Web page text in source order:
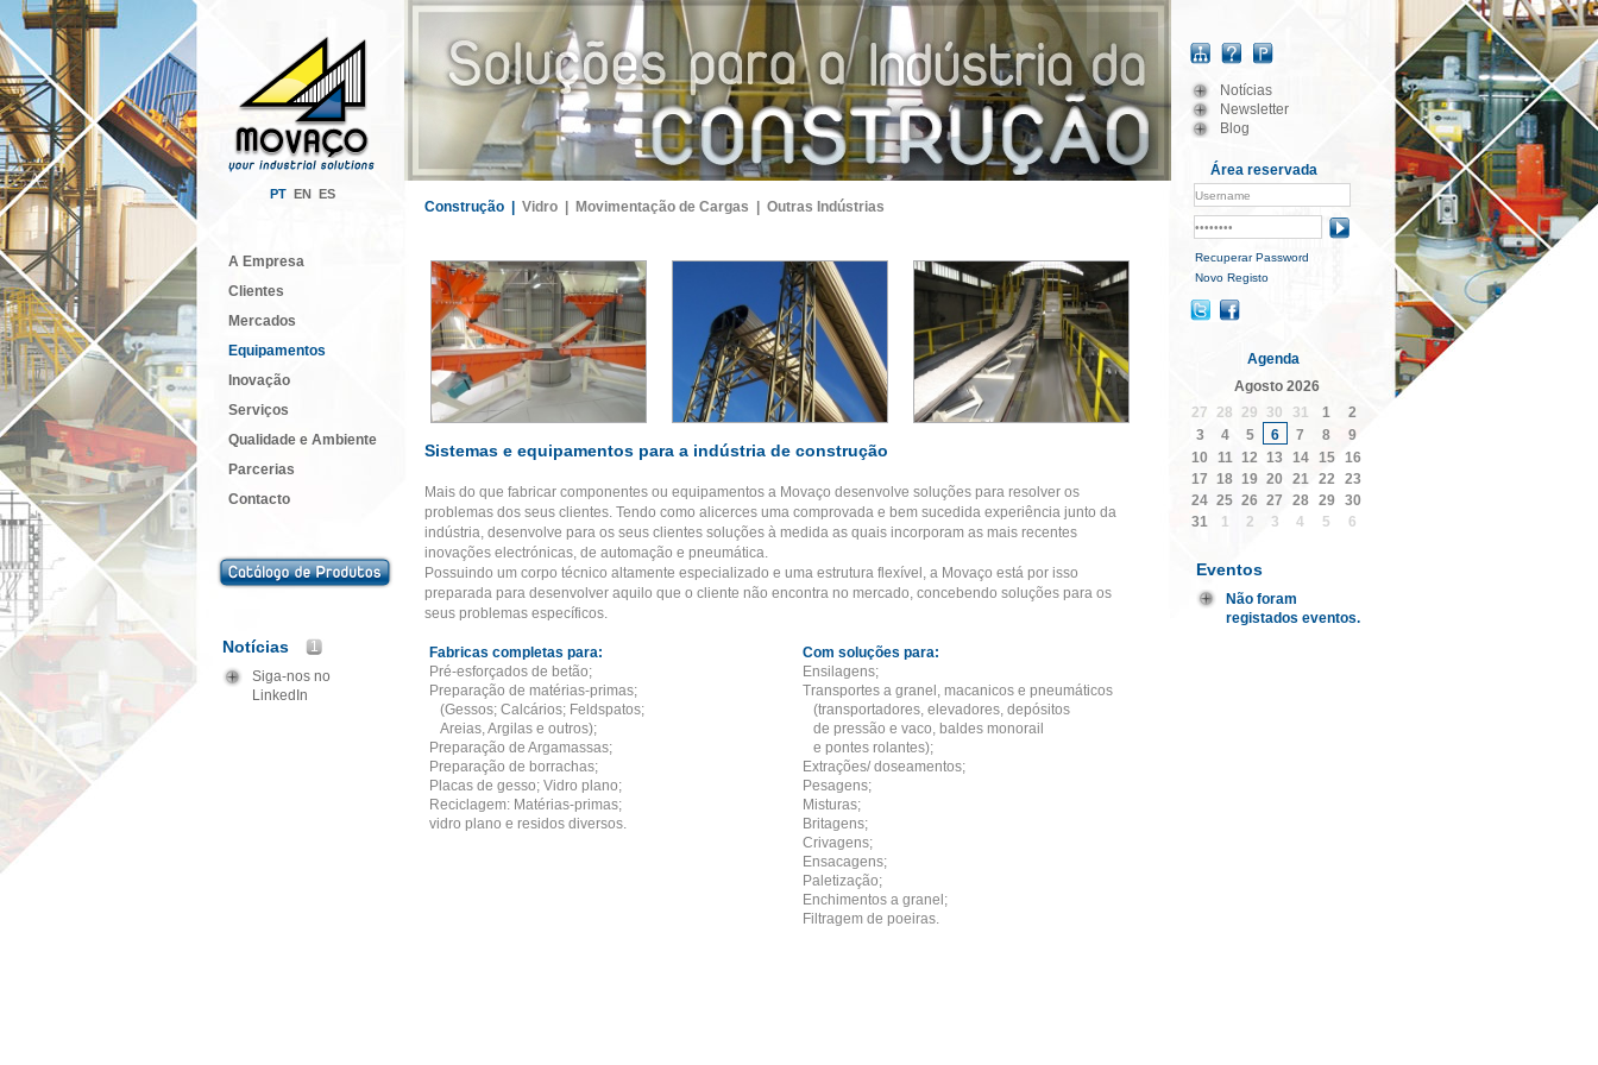
PT EN ES
Construção | Vidro | Movimentação de Cargas | Outras Indústrias
A Empresa
Clientes
Mercados
Equipamentos
Inovação
Serviços
Qualidade e Ambiente
Parcerias
Contacto
Notícias
1
Siga-nos no
LinkedIn
Sistemas e equipamentos para a indústria de construção
Mais do que fabricar componentes ou equipamentos a Movaço desenvolve soluções para resolver os
problemas dos seus clientes. Tendo como alicerces uma comprovada e bem sucedida experiência junto da
indústria, desenvolve para os seus clientes soluções à medida as quais incorporam as mais recentes
inovações electrónicas, de automação e pneumática.
Possuindo um corpo técnico altamente especializado e uma estrutura flexível, a Movaço está por isso
preparada para desenvolver aquilo que o cliente não encontra no mercado, concebendo soluções para os
seus problemas específicos.
Fabricas completas para:
Pré-esforçados de betão;
Preparação de matérias-primas;
(Gessos; Calcários; Feldspatos;
Areias, Argilas e outros);
Preparação de Argamassas;
Preparação de borrachas;
Placas de gesso; Vidro plano;
Reciclagem: Matérias-primas;
vidro plano e residos diversos.
Com soluções para:
Ensilagens;
Transportes a granel, macanicos e pneumáticos
(transportadores, elevadores, depósitos
de pressão e vaco, baldes monorail
e pontes rolantes);
Extrações/ doseamentos;
Pesagens;
Misturas;
Britagens;
Crivagens;
Ensacagens;
Paletização;
Enchimentos a granel;
Filtragem de poeiras.
Notícias
Newsletter
Blog
Área reservada
Recuperar Password
Novo Registo
Agenda
Agosto 2026
27
28 29 30 31 1
2
3
4 5 6 7 8
9
10
11 12 13 14 15 16
17 18 19 20 21 22
23
24 25 26 27 28 29 30
31
1 2 3 4 5 6
Eventos
Não foram
registados eventos.